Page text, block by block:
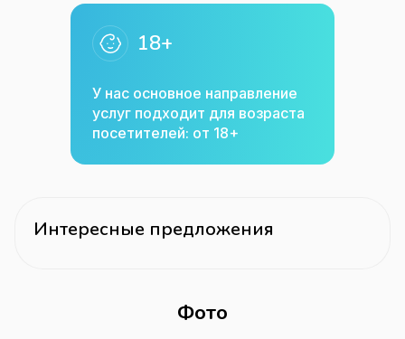
18+
У нас основное направление
услуг подходит для возраста
посетителей: от 18+
Интересные предложения
Фото